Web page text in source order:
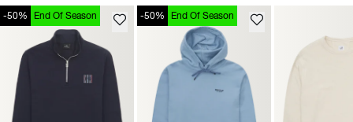
-50% End Of Season -50% End Of Season